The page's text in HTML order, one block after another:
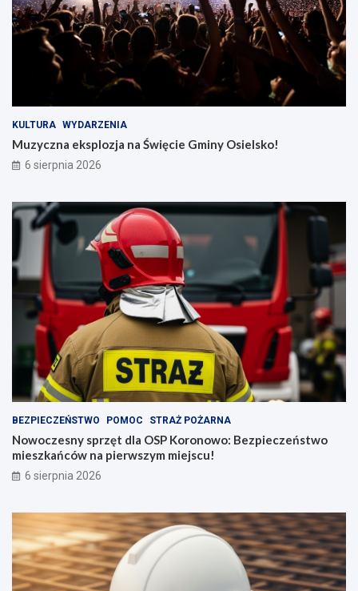
KULTURA WYDARZENIA
Muzyczna eksplozja na Święcie Gminy Osielsko!
6 sierpnia 2026
BEZPIECZEŃSTWO POMOC STRAŻ POŻARNA
Nowoczesny sprzęt dla OSP Koronowo: Bezpieczeństwo
mieszkańców na pierwszym miejscu!
6 sierpnia 2026